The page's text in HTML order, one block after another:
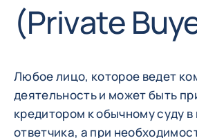
(Private
Любое лицо, которое ведет
деятельность и может быть
кредитором к обычному суду в
ответчика, а при